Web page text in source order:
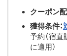
クーポン配
獲得条件：
予約（宿直
に適用）